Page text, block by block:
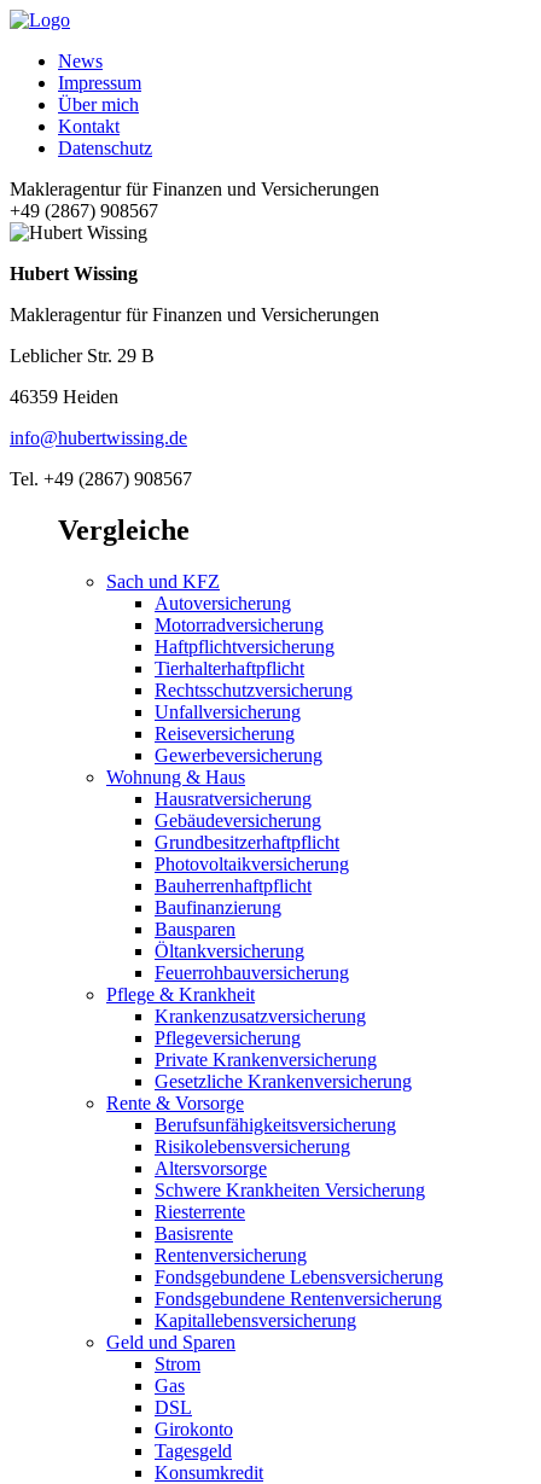
News
Impressum
Über mich
Kontakt
Datenschutz
Makleragentur für Finanzen und Versicherungen
+49 (2867) 908567
Hubert Wissing
Makleragentur für Finanzen und Versicherungen
Leblicher Str. 29 B
46359 Heiden
info@hubertwissing.de
Tel. +49 (2867) 908567
Vergleiche
Sach und KFZ
Autoversicherung
Motorradversicherung
Haftpflichtversicherung
Tierhalterhaftpflicht
Rechtsschutzversicherung
Unfallversicherung
Reiseversicherung
Gewerbeversicherung
Wohnung & Haus
Hausratversicherung
Gebäudeversicherung
Grundbesitzerhaftpflicht
Photovoltaikversicherung
Bauherrenhaftpflicht
Baufinanzierung
Bausparen
Öltankversicherung
Feuerrohbauversicherung
Pflege & Krankheit
Krankenzusatzversicherung
Pflegeversicherung
Private Krankenversicherung
Gesetzliche Krankenversicherung
Rente & Vorsorge
Berufs­unfähigkeitsversicherung
Risikolebensversicherung
Altersvorsorge
Schwere Krankheiten Versicherung
Riesterrente
Basisrente
Rentenversicherung
Fondsgebundene Lebensversicherung
Fondsgebundene Rentenversicherung
Kapitallebensversicherung
Geld und Sparen
Strom
Gas
DSL
Girokonto
Tagesgeld
Konsumkredit